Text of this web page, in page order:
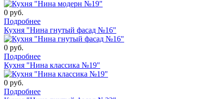
0 руб.
Подробнее
Кухня "Нина гнутый фасад №16"
0 руб.
Подробнее
Кухня "Нина классика №19"
0 руб.
Подробнее